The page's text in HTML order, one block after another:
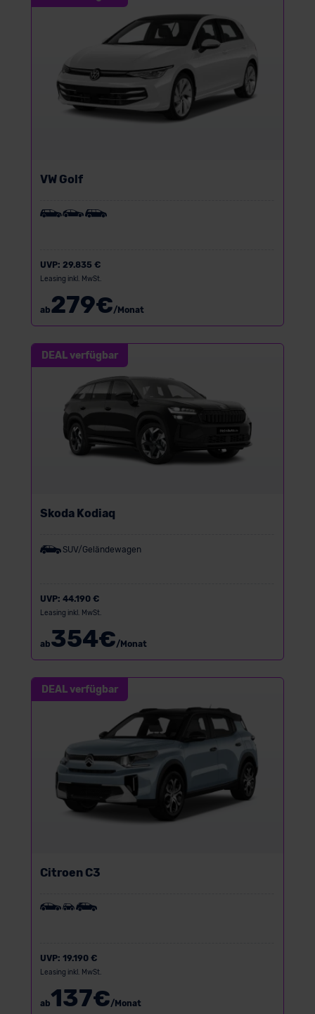
VW Golf
UVP: 29.835 €
Leasing inkl. MwSt.
ab279€/Monat
DEAL verfügbar
Skoda Kodiaq
SUV/Geländewagen
UVP: 44.190 €
Leasing inkl. MwSt.
ab354€/Monat
DEAL verfügbar
Citroen C3
UVP: 19.190 €
Leasing inkl. MwSt.
ab137€/Monat